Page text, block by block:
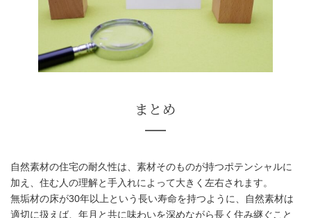
素材ごとの寿命を把握する
自然素材の住宅の耐久性は、素材そのものが持つポテンシャルに
加え、住む人の理解と手入れによって大きく左右されます。
無垢材の床が30年以上という長い寿命を持つように、自然素材は
適切に扱えば、年月と共に味わいを深めながら長く住み継ぐこと